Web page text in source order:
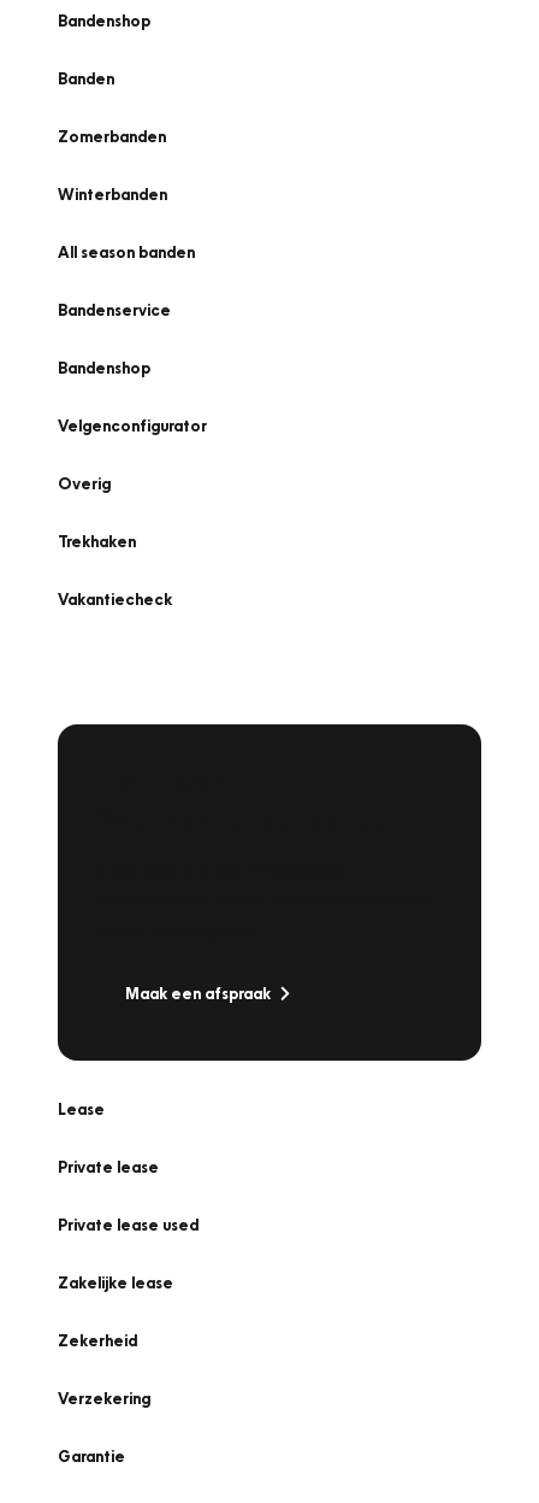
Bandenshop
Banden
Zomerbanden
Winterbanden
All season banden
Bandenservice
Bandenshop
Velgenconfigurator
Overig
Trekhaken
Vakantiecheck
Maak een afspraak
Lease
Private lease
Private lease used
Zakelijke lease
Zekerheid
Verzekering
Garantie